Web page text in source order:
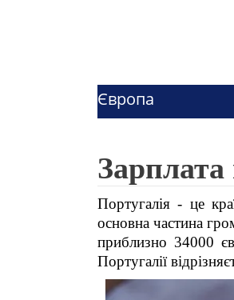
Європа
Зарплата
Португалія - це
основна частина
приблизно 34000
Португалії